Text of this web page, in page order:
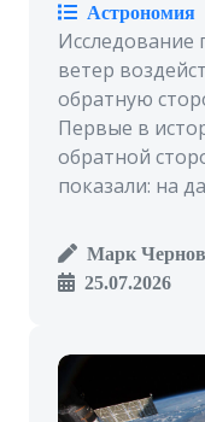
Астрономия
Исследование
ветер
обратную
Первые в
обратной
показали: на
Марк Чернов
25.07.2026